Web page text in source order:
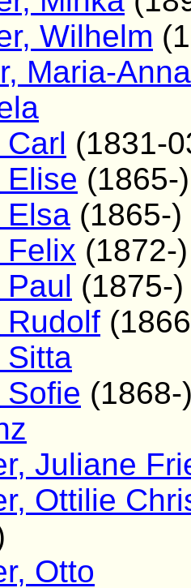
Wilhelm
Maria-Anna
(1831-
Elise (1865-)
Elsa (1865-)
Felix (1872-)
(1875-)
Rudolf
Sitta
Sofie (1868-
Juliane
Ottilie
Otto